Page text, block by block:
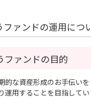
ファンドの運用につ
ファンドの目的
的な資産形成のお手伝い
運用することを目指してい